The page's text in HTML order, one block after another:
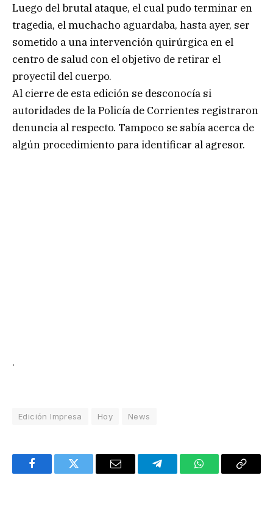
Luego del brutal ataque, el cual pudo terminar en
tragedia, el muchacho aguardaba, hasta ayer, ser
sometido a una intervención quirúrgica en el
centro de salud con el objetivo de retirar el
proyectil del cuerpo.
Al cierre de esta edición se desconocía si
autoridades de la Policía de Corrientes registraron
denuncia al respecto. Tampoco se sabía acerca de
algún procedimiento para identificar al agresor.
.
Edición Impresa Hoy News
FacebookTwitter Email TelegramWhatsAppCopy